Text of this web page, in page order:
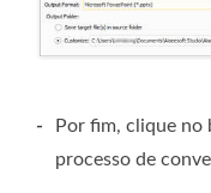
-
Por fim, clique no
processo de